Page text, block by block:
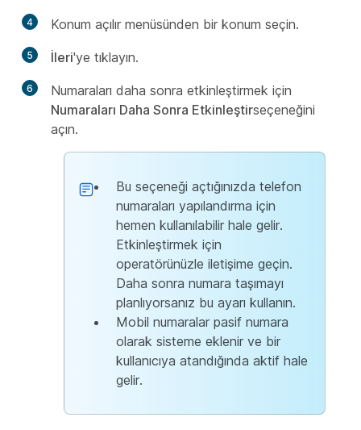
4 Konum açılır menüsünden bir konum seçin.
5 İleri'ye tıklayın.
6
Numaraları daha sonra etkinleştirmek için
Numaraları Daha Sonra Etkinleştirseçeneğini
açın.
Bu seçeneği açtığınızda telefon
numaraları yapılandırma için
hemen kullanılabilir hale gelir.
Etkinleştirmek için
operatörünüzle iletişime geçin.
Daha sonra numara taşımayı
planlıyorsanız bu ayarı kullanın.
Mobil numaralar pasif numara
olarak sisteme eklenir ve bir
kullanıcıya atandığında aktif hale
gelir.